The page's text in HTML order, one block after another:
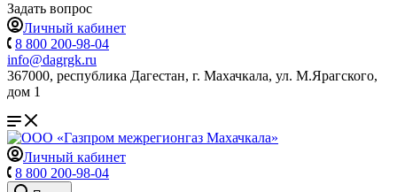
Задать вопрос
Личный кабинет
8 800 200-98-04
info@dagrgk.ru
367000, республика Дагестан, г. Махачкала, ул. М.Ярагского,
дом 1
Личный кабинет
8 800 200-98-04